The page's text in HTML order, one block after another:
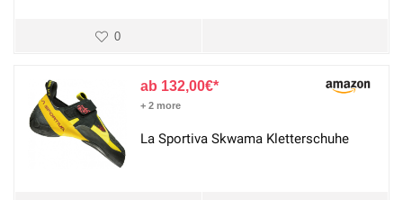
0
132,00€
+ 2 more
La Sportiva Skwama Kletterschuhe